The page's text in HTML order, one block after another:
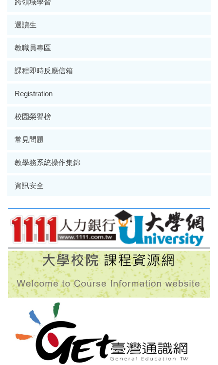
跨領域學習
選讀生
教職員專區
課程即時反應信箱
Registration
校園榮譽榜
常見問題
教學務系統操作集錦
資訊安全